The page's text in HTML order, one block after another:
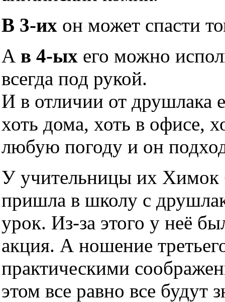
В 3-их он может спасти
А в 4-ых его можно
всегда под рукой.
И в отличии от друшлака
хоть дома, хоть в офисе,
любую погоду и он
У учительницы их Химок
пришла в школу с
урок. Из-за этого у неё
акция. А ношение
практическими
этом все равно все будут